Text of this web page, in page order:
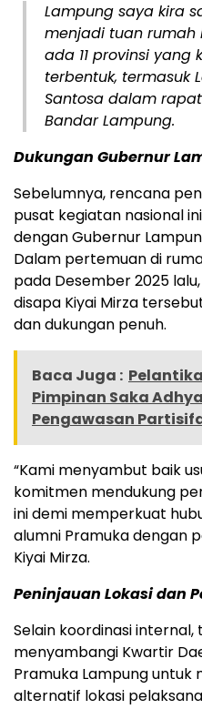
​Lampung saya kira
menjadi tuan rumah
ada 11 provinsi yang
terbentuk, termasuk
Santosa dalam
Bandar Lampung.
Dukungan Gubernur
​Sebelumnya, rencana
pusat kegiatan nasional
dengan Gubernur
Dalam pertemuan di
pada Desember 2025
disapa Kiyai Mirza
dan dukungan penuh.
Baca Juga :
Pimpinan Saka
Pengawasan
​“Kami menyambut baik
komitmen mendukung
ini demi memperkuat
alumni Pramuka dengan
Kiyai Mirza.
Peninjauan Lokasi dan
Selain koordinasi internal,
menyambangi Kwartir
Pramuka Lampung untuk
alternatif lokasi